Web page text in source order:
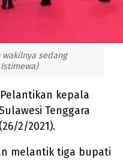
sedang
kepala
Tenggara
2/2021).
melantik tiga bupati